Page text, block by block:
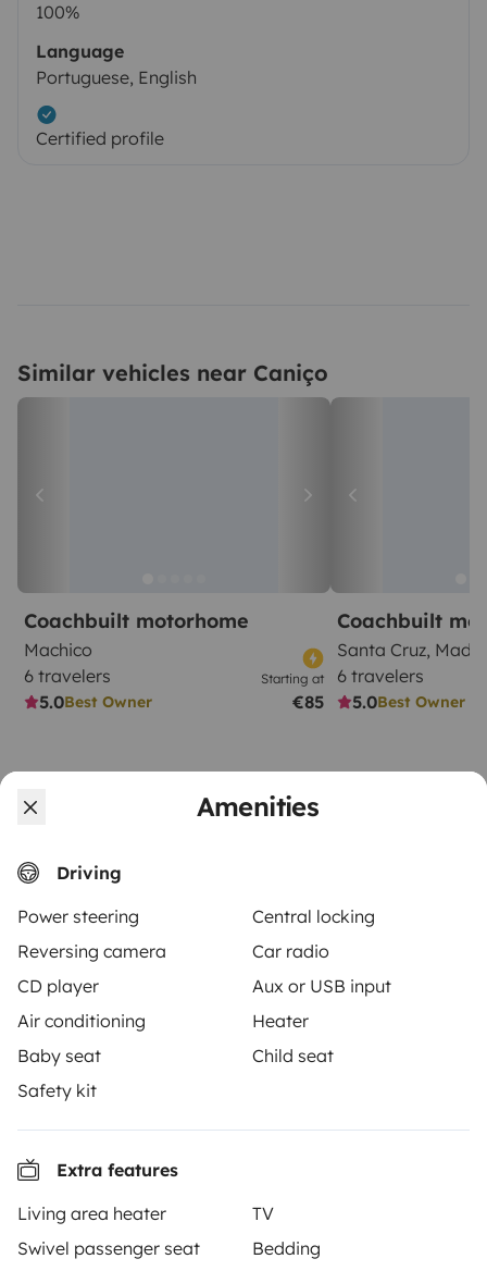
Amenities
Driving
Power steering
Central locking
Reversing camera
Car radio
CD player
Aux or USB input
Air conditioning
Heater
Baby seat
Child seat
Safety kit
Extra features
Living area heater
TV
Swivel passenger seat
Bedding
100%
Language
Portuguese, English
Certified profile
Similar vehicles near Caniço
Coachbuilt motorhome
Machico
6 travelers
5.0Best Owner
Starting at
€85
Coachbuilt
Santa Cruz,
6 travelers
5.0Best Owner
From
€100
Yescapa brings travellers and local campervan and
motorhome owners across the UK and Europe
together through a safe, trusted platform. Rent the
make every journey unforgettable with Yescapa!
3.53/5 on 314 customer reviews on Trusted Shops